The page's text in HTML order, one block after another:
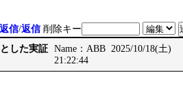
信/返信 削除キー
した実証 Name：ABB 2025/10/18(土)
21:22:44